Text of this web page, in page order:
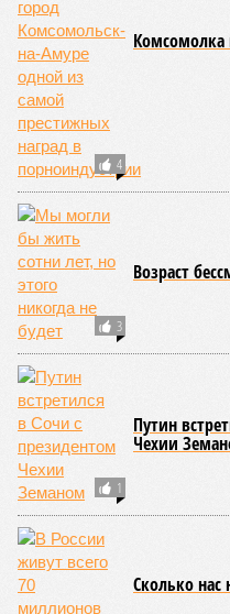
4
Комсомолка
3
Возраст
1
Путин
Чехии
Сколько нас